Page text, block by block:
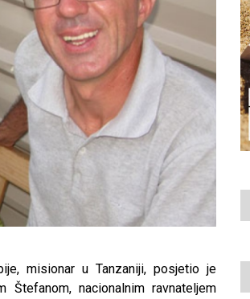
misionar u Tanzaniji, posjetio je
nacionalnim ravnateljem